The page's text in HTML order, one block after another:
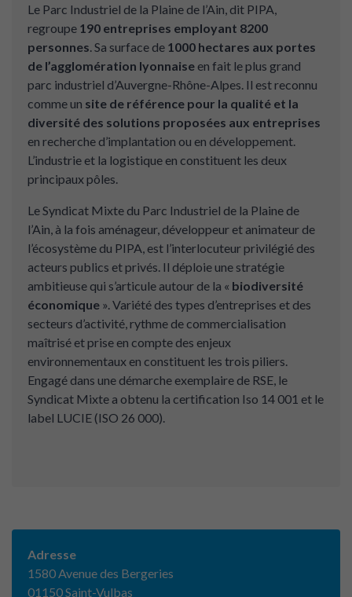
Le Parc Industriel de la Plaine de l’Ain, dit PIPA,
regroupe 190 entreprises employant 8200
personnes. Sa surface de 1000 hectares aux portes
de l’agglomération lyonnaise en fait le plus grand
parc industriel d’Auvergne-Rhône-Alpes. Il est reconnu
comme un site de référence pour la qualité et la
diversité des solutions proposées aux entreprises
en recherche d’implantation ou en développement.
L’industrie et la logistique en constituent les deux
principaux pôles.
Le Syndicat Mixte du Parc Industriel de la Plaine de
l’Ain, à la fois aménageur, développeur et animateur de
l’écosystème du PIPA, est l’interlocuteur privilégié des
acteurs publics et privés. Il déploie une stratégie
ambitieuse qui s’articule autour de la « biodiversité
économique ». Variété des types d’entreprises et des
secteurs d’activité, rythme de commercialisation
maîtrisé et prise en compte des enjeux
environnementaux en constituent les trois piliers.
Engagé dans une démarche exemplaire de RSE, le
Syndicat Mixte a obtenu la certification Iso 14 001 et le
label LUCIE (ISO 26 000).
Adresse
1580 Avenue des Bergeries
01150 Saint-Vulbas